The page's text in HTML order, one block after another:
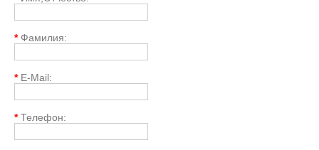
*Фамилия:
*E-Mail:
*Телефон: